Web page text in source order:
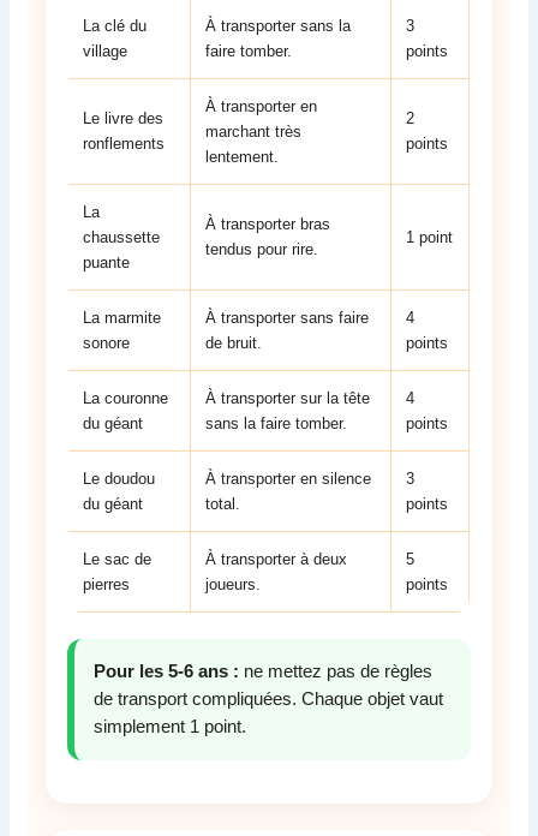
La clé du
village
À transporter sans la
faire tomber.
3
points
Le livre des
ronflements
À transporter en
marchant très
lentement.
2
points
La
chaussette
puante
À transporter bras
tendus pour rire.
1 point
La marmite
sonore
À transporter sans faire
de bruit.
4
points
La couronne
du géant
À transporter sur la tête
sans la faire tomber.
4
points
Le doudou
du géant
À transporter en silence
total.
3
points
Le sac de
pierres
À transporter à deux
joueurs.
5
points
Pour les 5-6 ans : ne mettez pas de règles
de transport compliquées. Chaque objet vaut
simplement 1 point.